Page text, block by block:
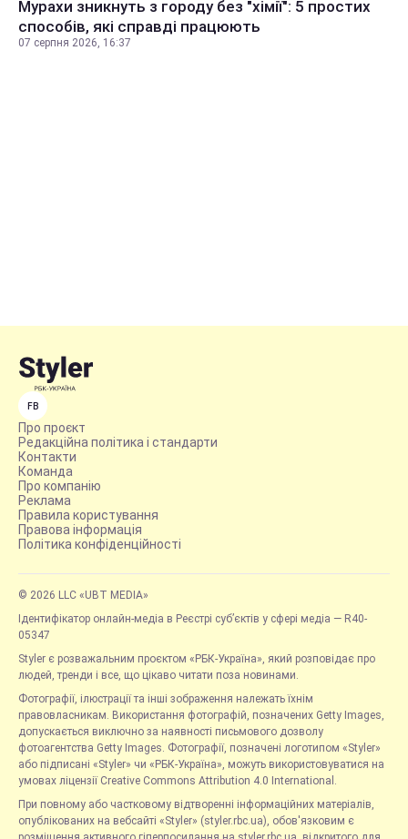
Мурахи зникнуть з городу без "хімії": 5 простих
способів, які справді працюють
07 серпня 2026, 16:37
FB
Про проєкт
Редакційна політика і стандарти
Контакти
Команда
Про компанію
Реклама
Правила користування
Правова інформація
Політика конфіденційності
© 2026 LLC «UBT MEDIA»
Ідентифікатор онлайн-медіа в Реєстрі суб’єктів у сфері медіа — R40-
05347
Styler є розважальним проєктом «РБК-Україна», який розповідає про
людей, тренди і все, що цікаво читати поза новинами.
Фотографії, ілюстрації та інші зображення належать їхнім
правовласникам. Використання фотографій, позначених Getty Images,
допускається виключно за наявності письмового дозволу
фотоагентства Getty Images. Фотографії, позначені логотипом «Styler»
або підписані «Styler» чи «РБК-Україна», можуть використовуватися на
умовах ліцензії Creative Commons Attribution 4.0 International.
При повному або частковому відтворенні інформаційних матеріалів,
опублікованих на вебсайті «Styler» (styler.rbc.ua), обов'язковим є